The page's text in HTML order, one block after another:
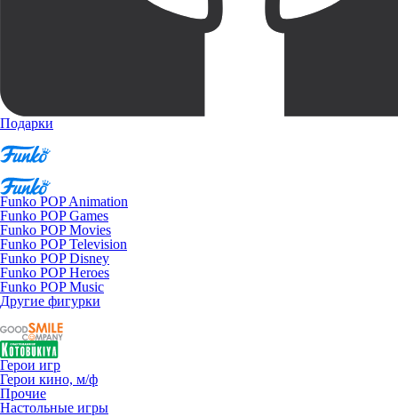
Подарки
Funko POP Animation
Funko POP Games
Funko POP Movies
Funko POP Television
Funko POP Disney
Funko POP Heroes
Funko POP Music
Другие фигурки
Герои игр
Герои кино, м/ф
Прочие
Настольные игры